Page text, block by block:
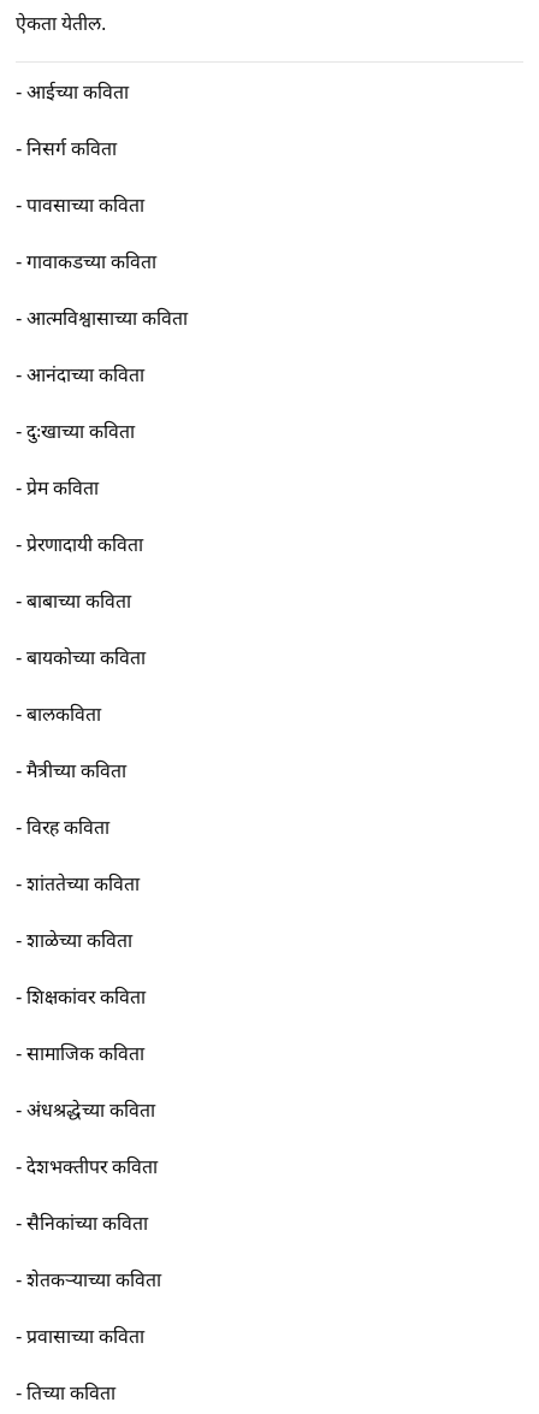
ऐकता येतील.
-आईच्या कविता
-निसर्ग कविता
-पावसाच्या कविता
-गावाकडच्या कविता
-आत्मविश्वासाच्या कविता
-आनंदाच्या कविता
-दुःखाच्या कविता
-प्रेम कविता
-प्रेरणादायी कविता
-बाबाच्या कविता
-बायकोच्या कविता
-बालकविता
-मैत्रीच्या कविता
-विरह कविता
-शांततेच्या कविता
-शाळेच्या कविता
-शिक्षकांवर कविता
-सामाजिक कविता
-अंधश्रद्धेच्या कविता
-देशभक्तीपर कविता
-सैनिकांच्या कविता
-शेतकर्‍याच्या कविता
-प्रवासाच्या कविता
-तिच्या कविता